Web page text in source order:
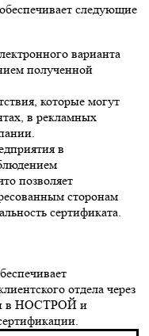
следующие
варианта
полученной
которые могут
в рекламных
в
позволяет
сторонам
сертификата.
отдела через
в НОСТРОЙ и